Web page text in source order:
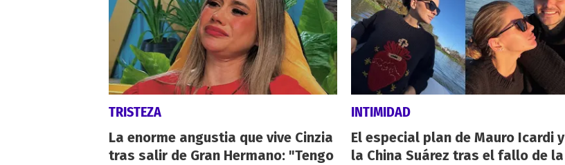
TRISTEZA
La enorme angustia que vive Cinzia
tras salir de Gran Hermano: "Tengo
INTIMIDAD
El especial plan de Mauro Icardi y
la China Suárez tras el fallo de la